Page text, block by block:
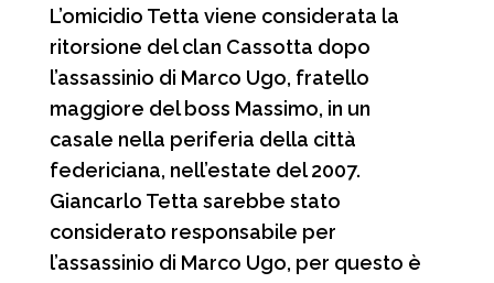
L’omicidio Tetta viene considerata la
ritorsione del clan Cassotta dopo
l’assassinio di Marco Ugo, fratello
maggiore del boss Massimo, in un
casale nella periferia della città
federiciana, nell’estate del 2007.
Giancarlo Tetta sarebbe stato
considerato responsabile per
l’assassinio di Marco Ugo, per questo è